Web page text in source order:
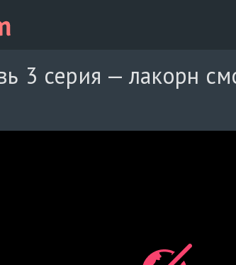
3 серия — лакорн